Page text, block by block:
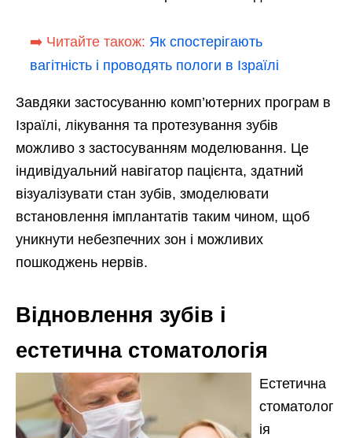
➡️ Читайте також: Як спостерігають
вагітність і проводять пологи в Ізраїлі
Завдяки застосуванню комп’ютерних програм в
Ізраїлі, лікування та протезування зубів
можливо з застосуванням моделювання. Це
індивідуальний навігатор пацієнта, здатний
візуалізувати стан зубів, змоделювати
встановлення імплантатів таким чином, щоб
уникнути небезпечних зон і можливих
пошкоджень нервів.
Відновлення зубів і
естетична стоматологія
Естетична
стоматолог
ія